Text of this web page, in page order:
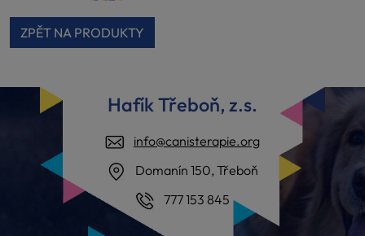
ZPĚT NA PRODUKTY
Hafík Třeboň, z.s.
info@canisterapie.org
Domanín 150, Třeboň
777 153 845